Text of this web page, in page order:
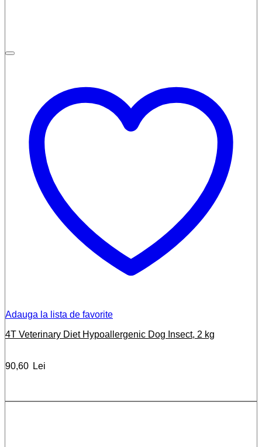
Adauga la lista de favorite
4T Veterinary Diet Hypoallergenic Dog Insect, 2 kg
90,60 Lei